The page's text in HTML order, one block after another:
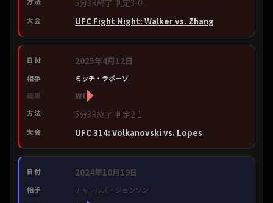
5分3R終了 判定3-0
UFC Fight Night: Walker vs. Zhang
2025年4月12日
ミッチ・ラポーゾ
WIN
5分3R終了 判定2-1
UFC 314: Volkanovski vs. Lopes
2024年10月19日
チャールズ・ジョンソン